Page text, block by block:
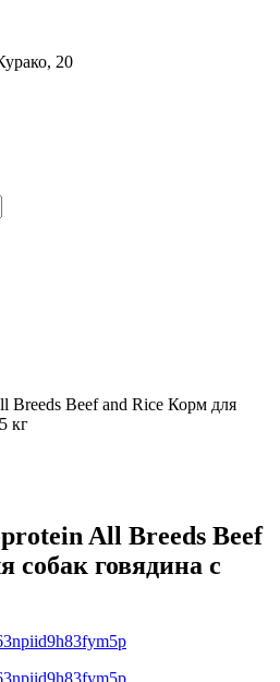
20
Breeds Beef and Rice Корм для
кг
All Breeds Beef
собак говядина с